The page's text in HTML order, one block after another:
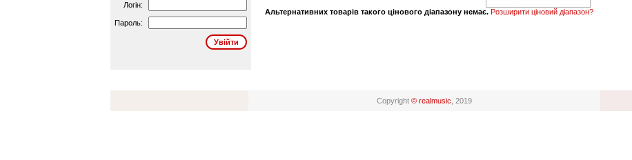
Логін:
Пароль:
Альтернативних товарів такого цінового діапазону немає. Розширити ціновий діапазон?
Copyright © realmusic , 2019